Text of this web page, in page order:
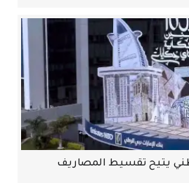
يتيح تقسيط المصاريف